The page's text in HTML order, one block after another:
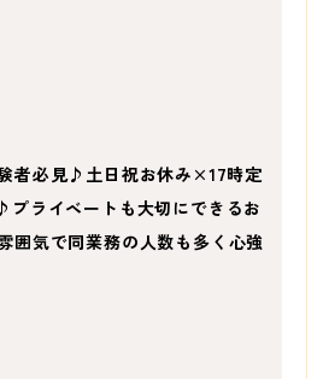
者必見♪土日祝お休み×17時定
ライベートも大切にできるお
囲気で同業務の人数も多く心強